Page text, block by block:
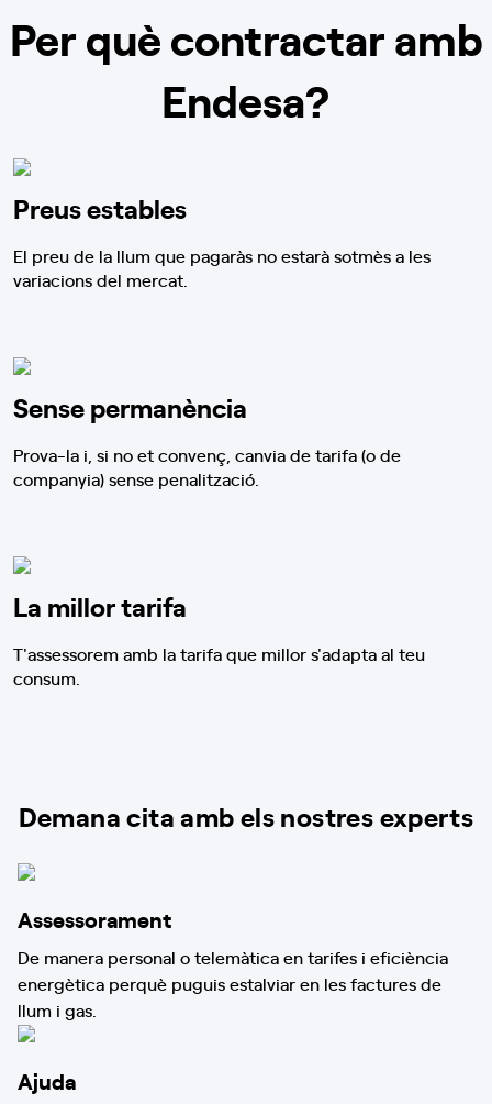
Per què contractar amb
Endesa?
Preus estables
El preu de la llum que pagaràs no estarà sotmès a les
variacions del mercat.
Sense permanència
Prova-la i, si no et convenç, canvia de tarifa (o de
companyia) sense penalització.
La millor tarifa
T'assessorem amb la tarifa que millor s'adapta al teu
consum.
Demana cita amb els nostres experts
Assessorament
De manera personal o telemàtica en tarifes i eficiència
energètica perquè puguis estalviar en les factures de
llum i gas.
Ajuda